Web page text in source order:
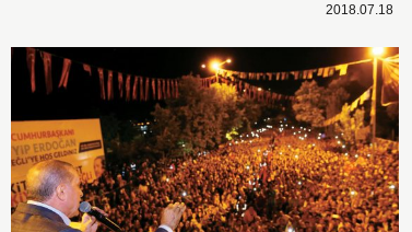
2018.07.18